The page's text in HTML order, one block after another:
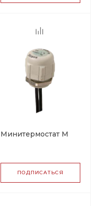
Минитермостат M
ПОДПИСАТЬСЯ